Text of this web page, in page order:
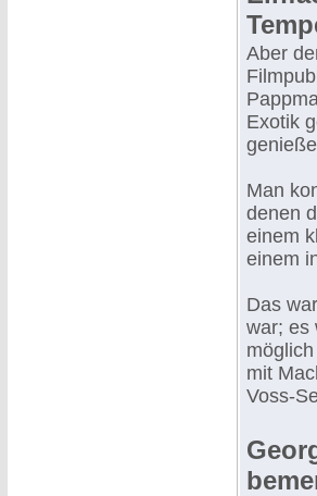
Aber
Exotik
Man
denen
einem
einem
Das
war; es
mit
Voss-